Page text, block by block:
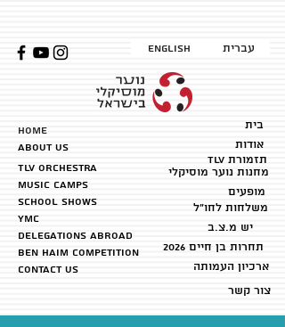
English עברית
HOME
about us
TLV Orchestra
music camps
School shows
YMC
Delegations abroad
ben haim competition
Contact us
בית
אודות
TLV תזמורת
מחנות נוער מוסיקלי
מופעים
משלחות לחו״ל
יש מ.צ.ב
2026 תחרות בן חיים
ארכיון העמותה
צור קשר